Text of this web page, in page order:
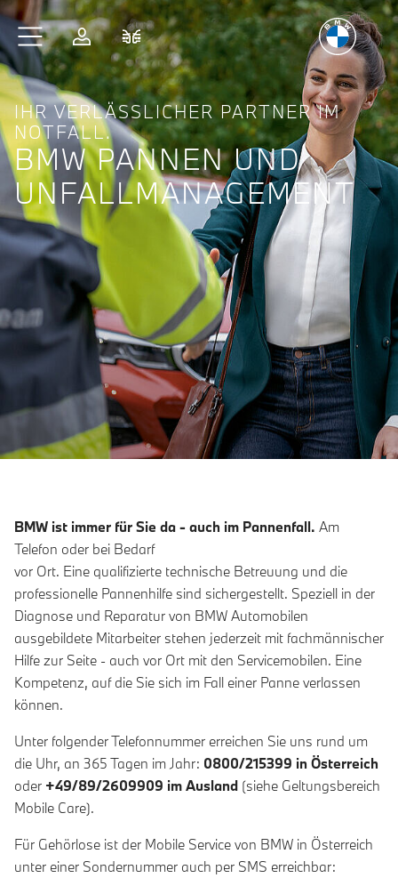
Zum Hauptinhalt springen
AnmeldenFahrzeugvergleich
Freudeam Fahren
IHR VERLÄSSLICHER PARTNER IM
NOTFALL.
BMW PANNEN UND
UNFALL­MANAGE­MENT
BMW ist immer für Sie da - auch im Pannenfall. Am
Telefon oder bei Bedarf
vor Ort. Eine qualifizierte technische Betreuung und die
professionelle Pannenhilfe sind sichergestellt. Speziell in der
Diagnose und Reparatur von BMW Automobilen
ausgebildete Mitarbeiter stehen jederzeit mit fachmännischer
Hilfe zur Seite - auch vor Ort mit den Servicemobilen. Eine
Kompetenz, auf die Sie sich im Fall einer Panne verlassen
können.
Unter folgender Telefonnummer erreichen Sie uns rund um
die Uhr, an 365 Tagen im Jahr: 0800/215399 in Österreich
oder +49/89/2609909 im Ausland (siehe Geltungsbereich
Mobile Care).
Für Gehörlose ist der Mobile Service von BMW in Österreich
unter einer Sondernummer auch per SMS erreichbar: